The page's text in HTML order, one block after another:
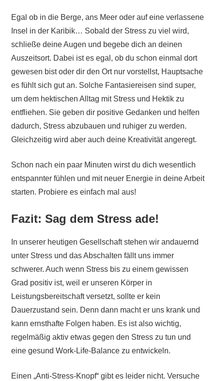
Egal ob in die Berge, ans Meer oder auf eine verlassene
Insel in der Karibik… Sobald der Stress zu viel wird,
schließe deine Augen und begebe dich an deinen
Auszeitsort. Dabei ist es egal, ob du schon einmal dort
gewesen bist oder dir den Ort nur vorstellst, Hauptsache
es fühlt sich gut an. Solche Fantasiereisen sind super,
um dem hektischen Alltag mit Stress und Hektik zu
entfliehen. Sie geben dir positive Gedanken und helfen
dadurch, Stress abzubauen und ruhiger zu werden.
Gleichzeitig wird aber auch deine Kreativität angeregt.
Schon nach ein paar Minuten wirst du dich wesentlich
entspannter fühlen und mit neuer Energie in deine Arbeit
starten. Probiere es einfach mal aus!
Fazit: Sag dem Stress ade!
In unserer heutigen Gesellschaft stehen wir andauernd
unter Stress und das Abschalten fällt uns immer
schwerer. Auch wenn Stress bis zu einem gewissen
Grad positiv ist, weil er unseren Körper in
Leistungsbereitschaft versetzt, sollte er kein
Dauerzustand sein. Denn dann macht er uns krank und
kann ernsthafte Folgen haben. Es ist also wichtig,
regelmäßig aktiv etwas gegen den Stress zu tun und
eine gesund Work-Life-Balance zu entwickeln.
Einen „Anti-Stress-Knopf“ gibt es leider nicht. Versuche